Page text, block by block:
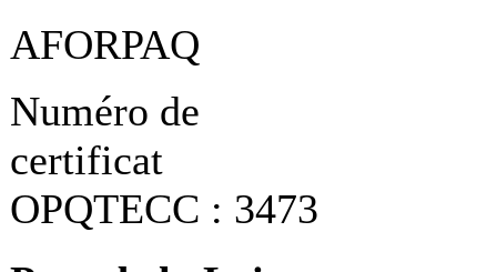
AFORPAQ
Numéro de
certificat
OPQTECC : 3473